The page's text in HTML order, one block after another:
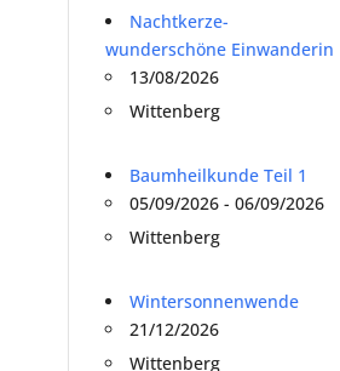
Nachtkerze-
wunderschöne Einwanderin
13/08/2026
Wittenberg
Baumheilkunde Teil 1
05/09/2026 - 06/09/2026
Wittenberg
Wintersonnenwende
21/12/2026
Wittenberg